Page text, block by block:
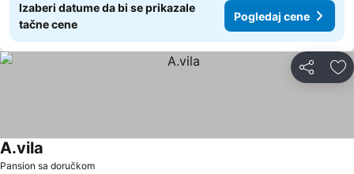
Izaberi datume da bi se prikazale
tačne cene
Pogledaj cene
Deli
Pansion sa doručkom
A.vila